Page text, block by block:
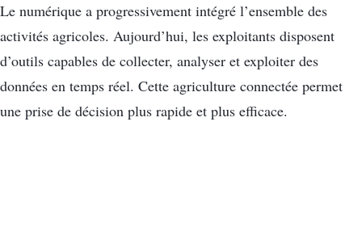
Le numérique a progressivement intégré l’ensemble des
activités agricoles. Aujourd’hui, les exploitants disposent
d’outils capables de collecter, analyser et exploiter des
données en temps réel. Cette agriculture connectée permet
une prise de décision plus rapide et plus efficace.